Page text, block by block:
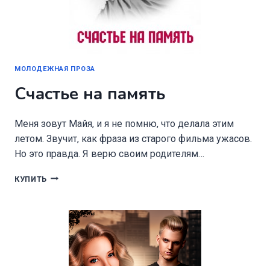
МОЛОДЕЖНАЯ ПРОЗА
Счастье на память
Меня зовут Майя, и я не помню, что делала этим
летом. Звучит, как фраза из старого фильма ужасов.
Но это правда. Я верю своим родителям…
КУПИТЬ СЧАСТЬЕ